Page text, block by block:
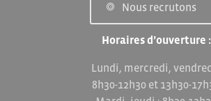
Nous recrutons
Horaires d’ouverture :
Lundi, mercredi,
8h30-12h30 et 13h30-